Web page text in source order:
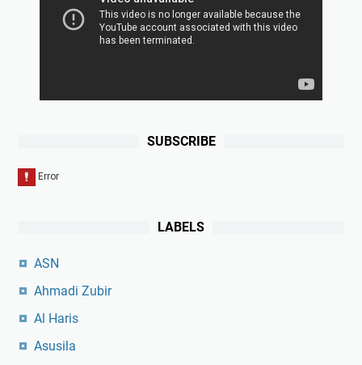
SUBSCRIBE
LABELS
ASN
Ahmadi Zubir
Al Haris
Asusila